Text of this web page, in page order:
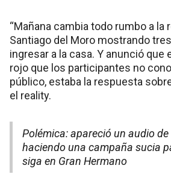
“Mañana cambia todo rumbo a la
Santiago del Moro mostrando
ingresar a la casa. Y anunció que
rojo que los participantes no
público, estaba la respuesta
el reality.
Polémica: apareció un audio
haciendo una campaña sucia
siga en Gran Hermano